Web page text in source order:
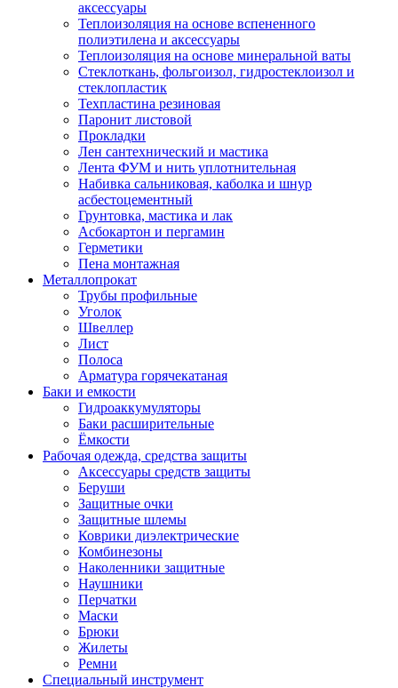
аксессуары
Теплоизоляция на основе вспененного
полиэтилена и аксессуары
Теплоизоляция на основе минеральной ваты
Стеклоткань, фольгоизол, гидростеклоизол и
стеклопластик
Техпластина резиновая
Паронит листовой
Прокладки
Лен сантехнический и мастика
Лента ФУМ и нить уплотнительная
Набивка сальниковая, каболка и шнур
асбестоцементный
Грунтовка, мастика и лак
Асбокартон и пергамин
Герметики
Пена монтажная
Металлопрокат
Трубы профильные
Уголок
Швеллер
Лист
Полоса
Арматура горячекатаная
Баки и емкости
Гидроаккумуляторы
Баки расширительные
Ёмкости
Рабочая одежда, средства защиты
Аксессуары средств защиты
Беруши
Защитные очки
Защитные шлемы
Коврики диэлектрические
Комбинезоны
Наколенники защитные
Наушники
Перчатки
Маски
Брюки
Жилеты
Ремни
Специальный инструмент